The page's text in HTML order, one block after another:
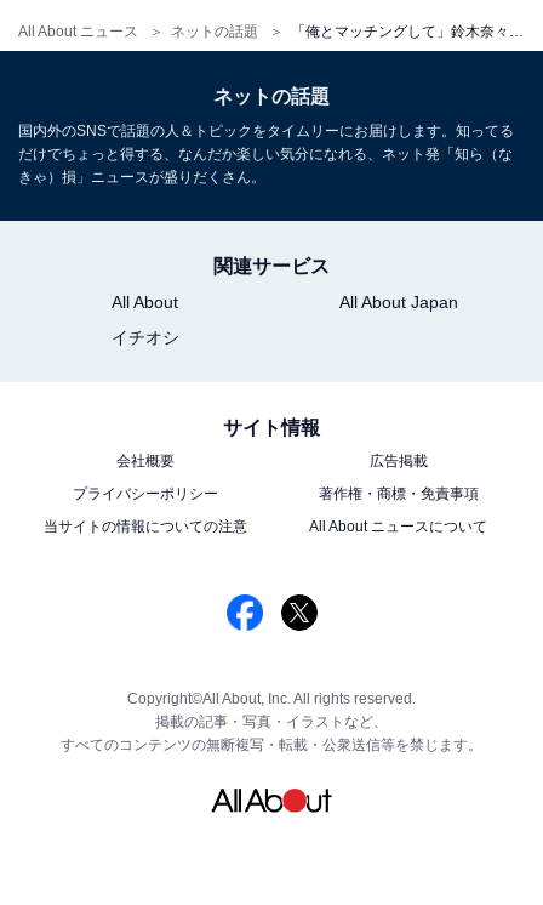
All About ニュース ネットの話題
ネットの話題
国内外のSNSで話題の人＆トピックをタイムリーにお届けします。知ってる
だけでちょっと得する、なんだか楽しい気分になれる、ネット発「知ら（な
きゃ）損」ニュースが盛りだくさん。
関連サービス
All About
All About Japan
イチオシ
サイト情報
会社概要
広告掲載
プライバシーポリシー
著作権・商標・免責事項
当サイトの情報についての注意
All About ニュースについて
Copyright©All About, Inc. All rights reserved.
掲載の記事・写真・イラストなど、
すべてのコンテンツの無断複写・転載・公衆送信等を禁じます。